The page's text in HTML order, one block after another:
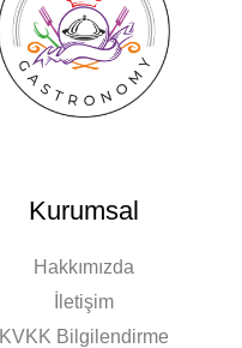
Kurumsal
Hakkımızda
İletişim
KVKK Bilgilendirme